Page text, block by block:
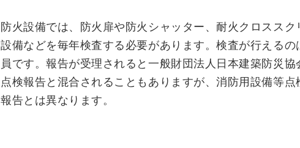
防火設備では、防火扉や防火シャッター、耐火クロスス
設備などを毎年検査する必要があります。検査が行える
員です。報告が受理されると一般財団法人日本建築防災
点検報告と混合されることもありますが、消防用設備等
報告とは異なります。